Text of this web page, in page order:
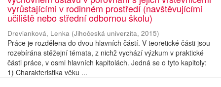
vyrůstajícími v rodinném prostředí (navštěvujícími
učiliště nebo střední odbornou školu)
Drevianková, Lenka (Jihočeská univerzita, 2015)
Práce je rozdělena do dvou hlavních částí. V teoretické části jsou
rozebírána stěžejní témata, z nichž vychází výzkum v praktické
části práce, v osmi hlavních kapitolách. Jedná se o tyto kapitoly:
1) Charakteristika věku ...